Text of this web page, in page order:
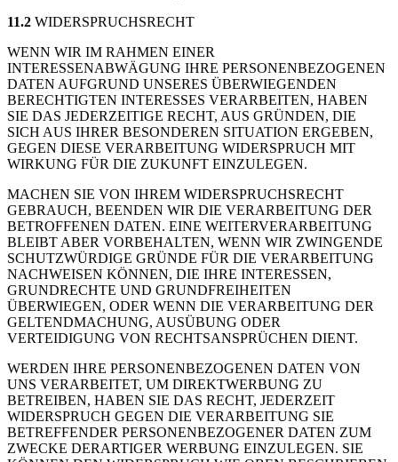
11.2 WIDERSPRUCHSRECHT
WENN WIR IM RAHMEN EINER
INTERESSENABWÄGUNG IHRE PERSONENBEZOGENEN
DATEN AUFGRUND UNSERES ÜBERWIEGENDEN
BERECHTIGTEN INTERESSES VERARBEITEN, HABEN
SIE DAS JEDERZEITIGE RECHT, AUS GRÜNDEN, DIE
SICH AUS IHRER BESONDEREN SITUATION ERGEBEN,
GEGEN DIESE VERARBEITUNG WIDERSPRUCH MIT
WIRKUNG FÜR DIE ZUKUNFT EINZULEGEN.
MACHEN SIE VON IHREM WIDERSPRUCHSRECHT
GEBRAUCH, BEENDEN WIR DIE VERARBEITUNG DER
BETROFFENEN DATEN. EINE WEITERVERARBEITUNG
BLEIBT ABER VORBEHALTEN, WENN WIR ZWINGENDE
SCHUTZWÜRDIGE GRÜNDE FÜR DIE VERARBEITUNG
NACHWEISEN KÖNNEN, DIE IHRE INTERESSEN,
GRUNDRECHTE UND GRUNDFREIHEITEN
ÜBERWIEGEN, ODER WENN DIE VERARBEITUNG DER
GELTENDMACHUNG, AUSÜBUNG ODER
VERTEIDIGUNG VON RECHTSANSPRÜCHEN DIENT.
WERDEN IHRE PERSONENBEZOGENEN DATEN VON
UNS VERARBEITET, UM DIREKTWERBUNG ZU
BETREIBEN, HABEN SIE DAS RECHT, JEDERZEIT
WIDERSPRUCH GEGEN DIE VERARBEITUNG SIE
BETREFFENDER PERSONENBEZOGENER DATEN ZUM
ZWECKE DERARTIGER WERBUNG EINZULEGEN. SIE